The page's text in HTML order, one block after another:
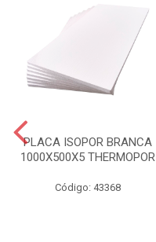
PLACA ISOPOR BRANCA
1000X500X5 THERMOPOR
Código: 43368